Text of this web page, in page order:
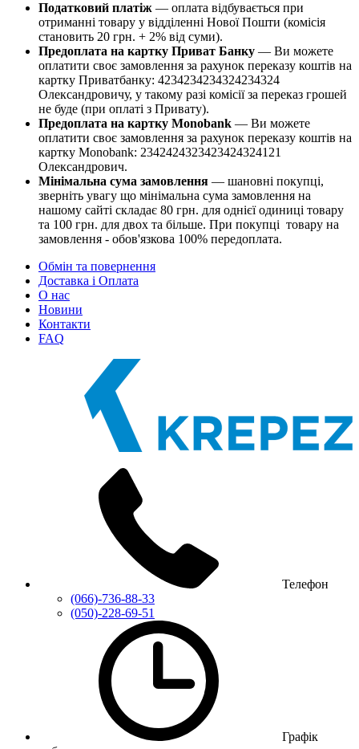
Податковий платіж — оплата відбувається при
отриманні товару у відділенні Нової Пошти (комісія
становить 20 грн. + 2% від суми).
Предоплата на картку Приват Банку — Ви можете
оплатити своє замовлення за рахунок переказу коштів на
картку Приватбанку: 4234234234324234324
Олександровичу, у такому разі комісії за переказ грошей
не буде (при оплаті з Привату).
Предоплата на картку Monobank — Ви можете
оплатити своє замовлення за рахунок переказу коштів на
картку Monobank: 2342424323423424324121
Олександрович.
Мінімальна сума замовлення — шановні покупці,
зверніть увагу що мінімальна сума замовлення на
нашому сайті складає 80 грн. для однієї одиниці товару
та 100 грн. для двох та більше. При покупці товару на
замовлення - обов'язкова 100% передоплата.
Обмін та повернення
Доставка і Оплата
О нас
Новини
Контакти
FAQ
Телефон
(066)-736-88-33
(050)-228-69-51
Графік